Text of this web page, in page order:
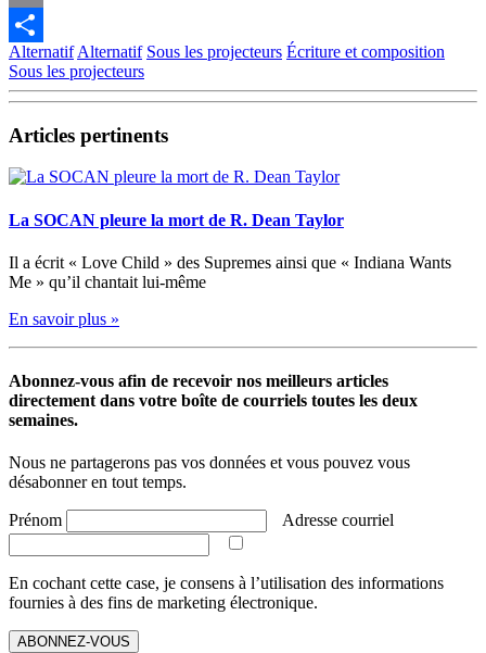
Email
Partager
Alternatif Alternatif Sous les projecteurs Écriture et composition
Sous les projecteurs
Articles pertinents
La SOCAN pleure la mort de R. Dean Taylor
Il a écrit « Love Child » des Supremes ainsi que « Indiana Wants
Me » qu’il chantait lui-même
En savoir plus »
Abonnez-vous afin de recevoir nos meilleurs articles
directement dans votre boîte de courriels toutes les deux
semaines.
Nous ne partagerons pas vos données et vous pouvez vous
désabonner en tout temps.
Prénom Adresse courriel
En cochant cette case, je consens à l’utilisation des informations
fournies à des fins de marketing électronique.
ABONNEZ-VOUS